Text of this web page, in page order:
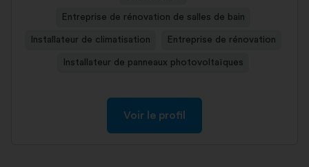
Entreprise de rénovation de salles de bain
Installateur de climatisation Entreprise de rénovation
Installateur de panneaux photovoltaïques
Voir le profil